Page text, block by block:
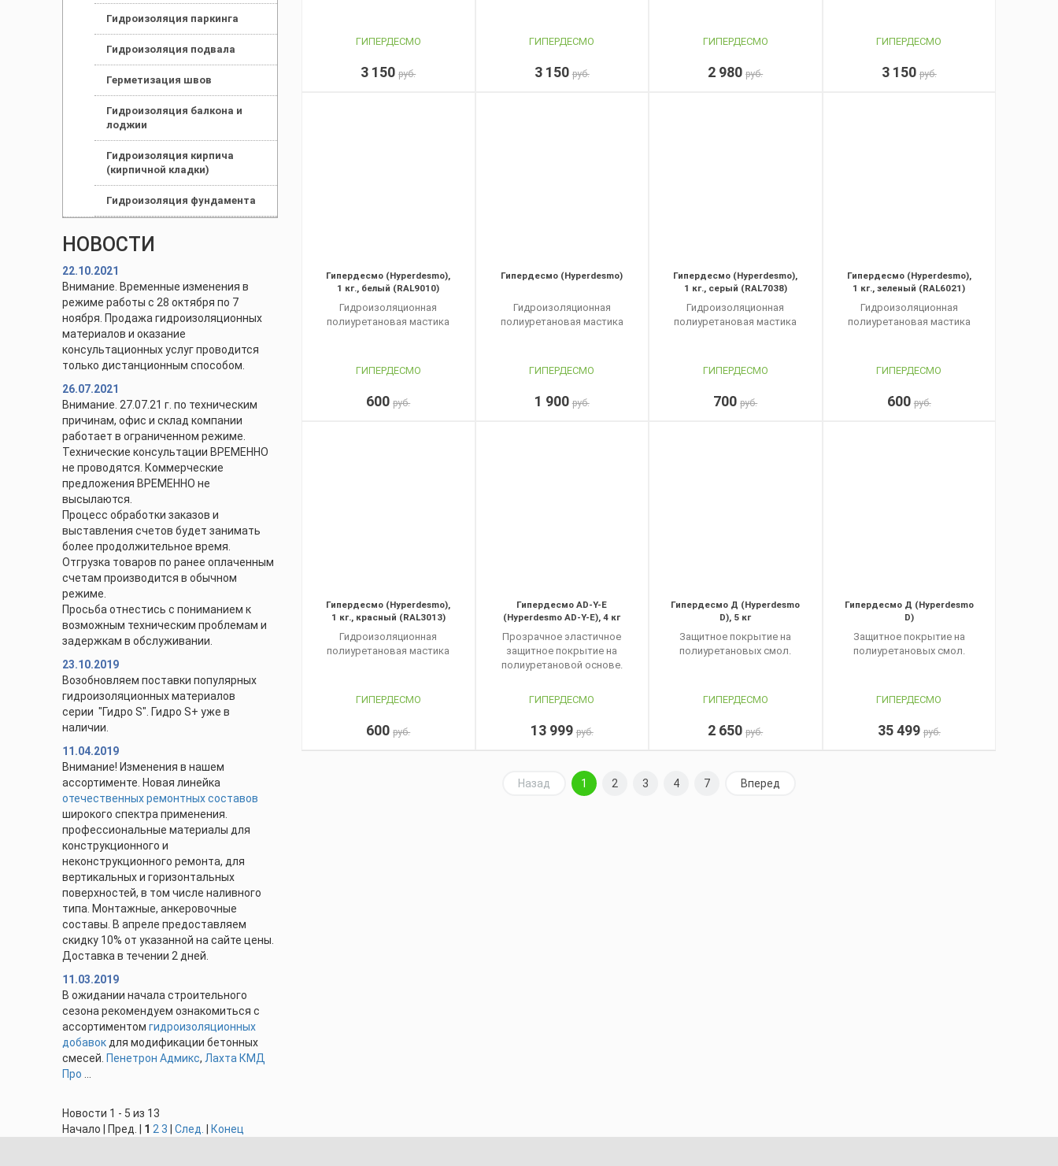
Гидроизоляция паркинга
Гидроизоляция подвала
Герметизация швов
Гидроизоляция балкона и
лоджии
Гидроизоляция кирпича
(кирпичной кладки)
Гидроизоляция фундамента
НОВОСТИ
22.10.2021
Внимание. Временные изменения в
режиме работы с 28 октября по 7
ноября. Продажа гидроизоляционных
материалов и оказание
консультационных услуг проводится
только дистанционным способом.
26.07.2021
Внимание. 27.07.21 г. по техническим
причинам, офис и склад компании
работает в ограниченном режиме.
Технические консультации ВРЕМЕННО
не проводятся. Коммерческие
предложения ВРЕМЕННО не
высылаются.
Процесс обработки заказов и
выставления счетов будет занимать
более продолжительное время.
Отгрузка товаров по ранее оплаченным
счетам производится в обычном
режиме.
Просьба отнестись с пониманием к
возможным техническим проблемам и
задержкам в обслуживании.
23.10.2019
Возобновляем поставки популярных
гидроизоляционных материалов
серии "Гидро S". Гидро S+ уже в
наличии.
11.04.2019
Внимание! Изменения в нашем
ассортименте. Новая линейка
отечественных ремонтных составов
широкого спектра применения.
профессиональные материалы для
конструкционного и
неконструкционного ремонта, для
вертикальных и горизонтальных
поверхностей, в том числе наливного
типа. Монтажные, анкеровочные
составы. В апреле предоставляем
скидку 10% от указанной на сайте цены.
Доставка в течении 2 дней.
11.03.2019
В ожидании начала строительного
сезона рекомендуем ознакомиться с
ассортиментом гидроизоляционных
добавок для модификации бетонных
смесей. Пенетрон Адмикс, Лахта КМД
Про
Новости 1 - 5 из 13
Начало | Пред. | 1 2 3 След. Конец
ГИПЕРДЕСМО
3 150руб.
ГИПЕРДЕСМО
3 150 руб.
ГИПЕРДЕСМО
2 980руб.
ГИПЕРДЕСМО
3 150 руб.
Гипердесмо (Hyperdesmo),
1 кг., белый (RAL9010)
Гидроизоляционная
полиуретановая мастика
ГИПЕРДЕСМО
600руб.
Гипердесмо (Hyperdesmo)
Гидроизоляционная
полиуретановая мастика
ГИПЕРДЕСМО
1 900 руб.
Гипердесмо (Hyperdesmo),
1 кг., серый (RAL7038)
Гидроизоляционная
полиуретановая мастика
ГИПЕРДЕСМО
700руб.
Гипердесмо (Hyperdesmo),
1 кг., зеленый (RAL6021)
Гидроизоляционная
полиуретановая мастика
ГИПЕРДЕСМО
600 руб.
Гипердесмо (Hyperdesmo),
1 кг., красный (RAL3013)
Гидроизоляционная
полиуретановая мастика
ГИПЕРДЕСМО
600руб.
Гипердесмо AD-Y-E
(Hyperdesmo AD-Y-E), 4 кг
Прозрачное эластичное
защитное покрытие на
полиуретановой основе.
ГИПЕРДЕСМО
13 999 руб.
Гипердесмо Д (Hyperdesmo
D), 5 кг
Защитное покрытие на
полиуретановых смол.
ГИПЕРДЕСМО
2 650руб.
Гипердесмо Д (Hyperdesmo
D)
Защитное покрытие на
полиуретановых смол.
ГИПЕРДЕСМО
35 499 руб.
Назад 1 2 3 4 7 Вперед